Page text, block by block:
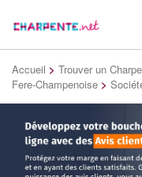
Accueil > Trouver un
Fere-Champenoise >